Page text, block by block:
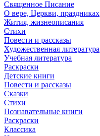
Священное Писание
О вере, Церкви, праздниках
Жития, жизнеописания
Стихи
Повести и рассказы
Художественная литература
Учебная литература
Раскраски
Детские книги
Повести и рассказы
Сказки
Стихи
Познавательные книги
Раскраски
Классика